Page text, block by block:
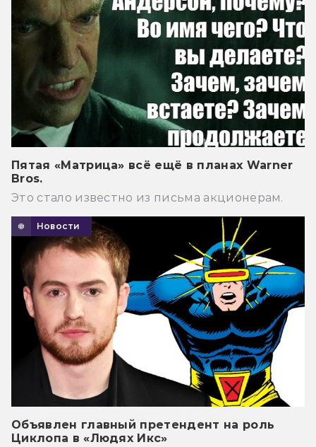
Пятая «Матрица» всё ещё в планах Warner
Bros.
Это стало известно из письма акционерам.
Новости
Объявлен главный претендент на роль
Циклопа в «Людях Икс»